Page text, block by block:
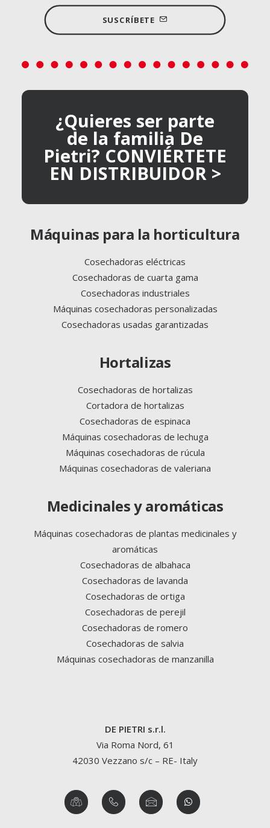
SUSCRÍBETE
¿Quieres ser parte
de la familia De
Pietri? CONVIÉRTETE
EN DISTRIBUIDOR >
Máquinas para la horticultura
Cosechadoras eléctricas
Cosechadoras de cuarta gama
Cosechadoras industriales
Máquinas cosechadoras personalizadas
Cosechadoras usadas garantizadas
Hortalizas
Cosechadoras de hortalizas
Cortadora de hortalizas
Cosechadoras de espinaca
Máquinas cosechadoras de lechuga
Máquinas cosechadoras de rúcula
Máquinas cosechadoras de valeriana
Medicinales y aromáticas
Máquinas cosechadoras de plantas medicinales y
aromáticas
Cosechadoras de albahaca
Cosechadoras de lavanda
Cosechadoras de ortiga
Cosechadoras de perejil
Cosechadoras de romero
Cosechadoras de salvia
Máquinas cosechadoras de manzanilla
DE PIETRI s.r.l.
Via Roma Nord, 61
42030 Vezzano s/c – RE- Italy